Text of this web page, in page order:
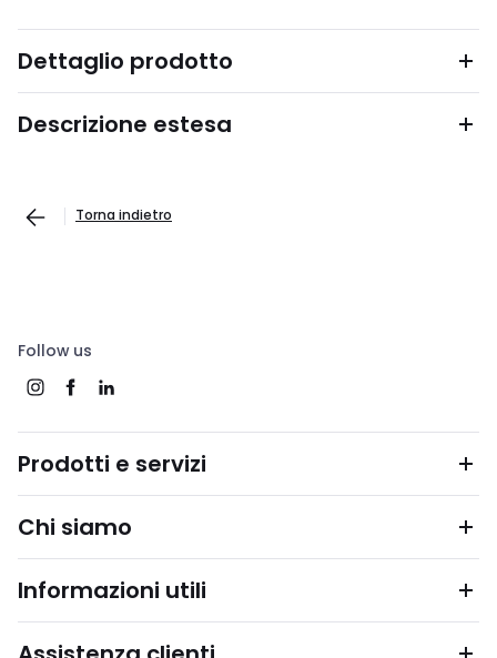
Dettaglio prodotto
Descrizione estesa
Torna indietro
Follow us
Prodotti e servizi
Chi siamo
Informazioni utili